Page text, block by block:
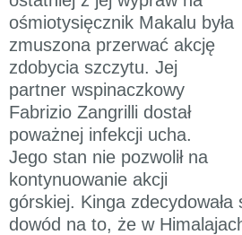
ośmiotysięcznik Makalu była
zmuszona przerwać akcję
zdobycia szczytu. Jej
partner wspinaczkowy
Fabrizio Zangrilli dostał
poważnej infekcji ucha.
Jego stan nie pozwolił na
kontynuowanie akcji
górskiej. Kinga
dowód na to, że w